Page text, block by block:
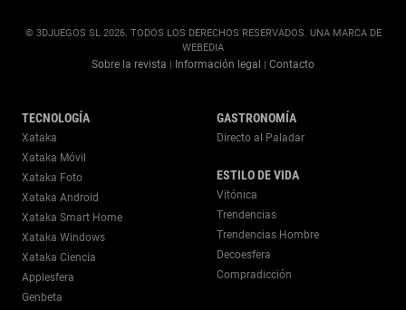
© 3DJUEGOS SL 2026. TODOS LOS DERECHOS RESERVADOS. UNA MARCA DE
WEBEDIA
Sobre la revista Información legal Contacto
TECNOLOGÍA
Xataka
Xataka Móvil
Xataka Foto
Xataka Android
Xataka Smart Home
Xataka Windows
Xataka Ciencia
Applesfera
Genbeta
GASTRONOMÍA
Directo al Paladar
ESTILO DE VIDA
Vitónica
Trendencias
Trendencias Hombre
Decoesfera
Compradicción